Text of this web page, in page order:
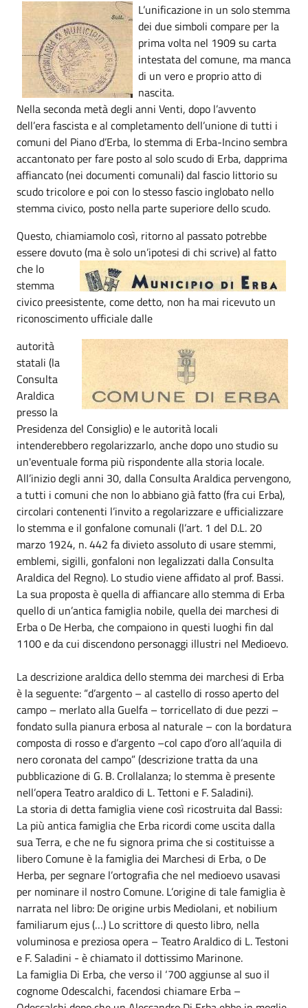
L’unificazione in un solo stemma
dei due simboli compare per la
prima volta nel 1909 su carta
intestata del comune, ma manca
di un vero e proprio atto di
nascita.
Nella seconda metà degli anni Venti, dopo l’avvento
dell’era fascista e al completamento dell’unione di tutti i
comuni del Piano d’Erba, lo stemma di Erba-Incino sembra
accantonato per fare posto al solo scudo di Erba, dapprima
affiancato (nei documenti comunali) dal fascio littorio su
scudo tricolore e poi con lo stesso fascio inglobato nello
stemma civico, posto nella parte superiore dello scudo.
Questo, chiamiamolo così, ritorno al passato potrebbe
essere dovuto (ma è solo un’ipotesi di chi scrive) al fatto
che lo
stemma
civico preesistente, come detto, non ha mai ricevuto un
riconoscimento ufficiale dalle
autorità
statali (la
Consulta
Araldica
presso la
Presidenza del Consiglio) e le autorità locali
intenderebbero regolarizzarlo, anche dopo uno studio su
un'eventuale forma più rispondente alla storia locale.
All’inizio degli anni 30, dalla Consulta Araldica pervengono,
a tutti i comuni che non lo abbiano già fatto (fra cui Erba),
circolari contenenti l’invito a regolarizzare e ufficializzare
lo stemma e il gonfalone comunali (l’art. 1 del D.L. 20
marzo 1924, n. 442 fa divieto assoluto di usare stemmi,
emblemi, sigilli, gonfaloni non legalizzati dalla Consulta
Araldica del Regno). Lo studio viene affidato al prof. Bassi.
La sua proposta è quella di affiancare allo stemma di Erba
quello di un’antica famiglia nobile, quella dei marchesi di
Erba o De Herba, che compaiono in questi luoghi fin dal
1100 e da cui discendono personaggi illustri nel Medioevo.
La descrizione araldica dello stemma dei marchesi di Erba
è la seguente: “d’argento – al castello di rosso aperto del
campo – merlato alla Guelfa – torricellato di due pezzi –
fondato sulla pianura erbosa al naturale – con la bordatura
composta di rosso e d’argento –col capo d’oro all’aquila di
nero coronata del campo” (descrizione tratta da una
pubblicazione di G. B. Crollalanza; lo stemma è presente
nell’opera Teatro araldico di L. Tettoni e F. Saladini).
La storia di detta famiglia viene così ricostruita dal Bassi:
La più antica famiglia che Erba ricordi come uscita dalla
sua Terra, e che ne fu signora prima che si costituisse a
libero Comune è la famiglia dei Marchesi di Erba, o De
Herba, per segnare l’ortografia che nel medioevo usavasi
per nominare il nostro Comune. L’origine di tale famiglia è
narrata nel libro: De origine urbis Mediolani, et nobilium
familiarum ejus (…) Lo scrittore di questo libro, nella
voluminosa e preziosa opera – Teatro Araldico di L. Testoni
e F. Saladini - è chiamato il dottissimo Marinone.
La famiglia Di Erba, che verso il ‘700 aggiunse al suo il
cognome Odescalchi, facendosi chiamare Erba –